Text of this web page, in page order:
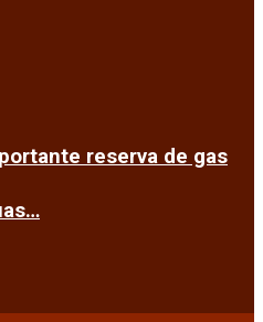
reserva de gas